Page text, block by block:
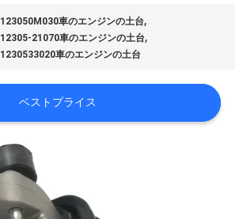
123050M030車のエンジンの土台,
12305-21070車のエンジンの土台,
1230533020車のエンジンの土台
ベストプライス